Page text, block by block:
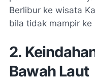
Berlibur ke wisata
bila tidak mampir ke
2.
Bawah Laut